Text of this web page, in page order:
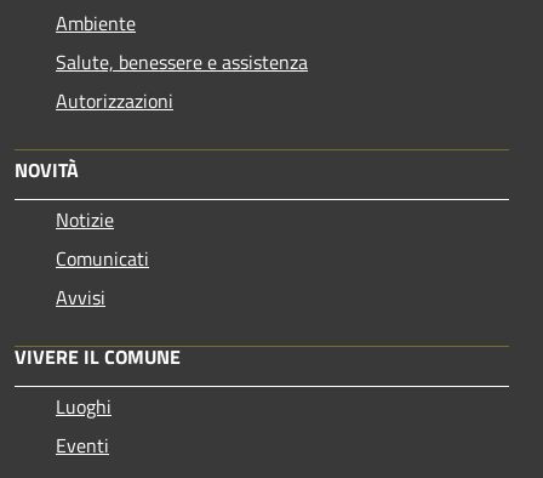
Ambiente
Salute, benessere e assistenza
Autorizzazioni
NOVITÀ
Notizie
Comunicati
Avvisi
VIVERE IL COMUNE
Luoghi
Eventi